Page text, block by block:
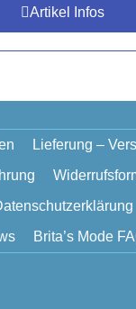
Artikel Infos
Lieferung –
Brita’s Mode